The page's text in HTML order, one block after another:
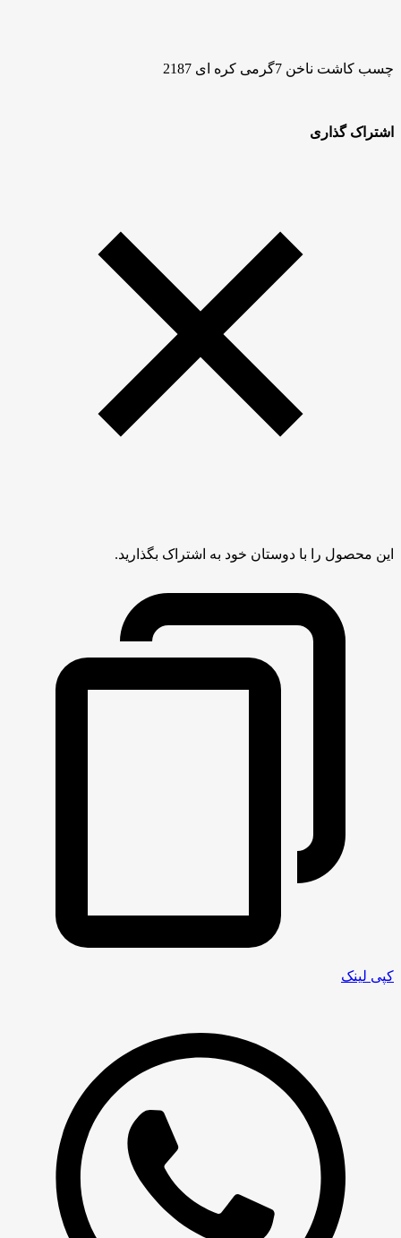
چسب کاشت ناخن 7گرمی کره ای 2187
اشتراک گذاری
این محصول را با دوستان خود به اشتراک بگذارید.
کپی لینک